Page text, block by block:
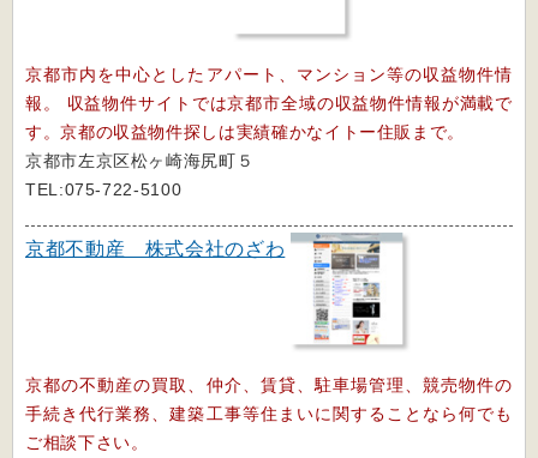
京都市内を中心としたアパート、マンション等の収益物件情
報。 収益物件サイトでは京都市全域の収益物件情報が満載で
す。京都の収益物件探しは実績確かなイトー住販まで。
京都市左京区松ヶ崎海尻町５
TEL:075-722-5100
京都不動産 株式会社のざわ
京都の不動産の買取、仲介、賃貸、駐車場管理、競売物件の
手続き代行業務、建築工事等住まいに関することなら何でも
ご相談下さい。